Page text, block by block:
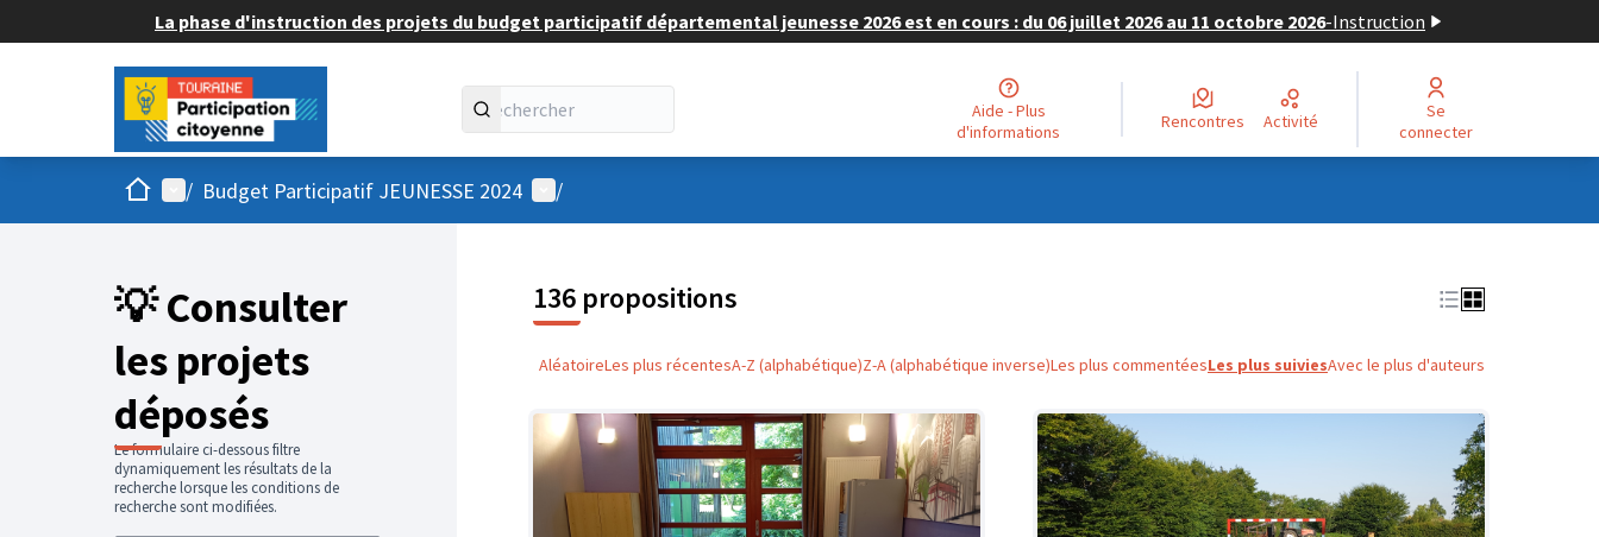
La phase d'instruction des projets du budget participatif départemental jeunesse 2026 est en cours : du 06 juillet 2026 au 11 octobre 2026-Instruction
Aide - Plus
d'informations
Rencontres Activité
Se
connecter
AccueilMenu principal
/ Budget Participatif JEUNESSE 2024 Menu utilisateur
/
💡 Consulter
les projets
déposés
Le formulaire ci-dessous filtre
dynamiquement les résultats de la
recherche lorsque les conditions de
recherche sont modifiées.
136 propositions
AléatoireLes plus récentesA-Z (alphabétique)Z-A (alphabétique inverse)Les plus commentéesLes plus suiviesAvec le plus d'auteurs